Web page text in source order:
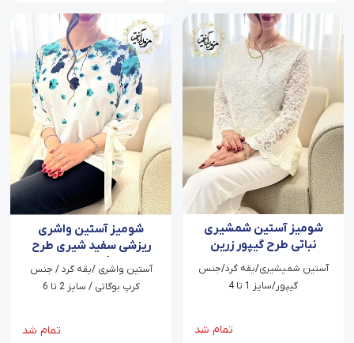
شومیز آستین شمشیری
نباتی طرح گیپور زرین
آستین شمیشیری/یقه گرد/جنس
گیپور/سایز 1 تا 4
تمام شد
شومیز آستین واشری
ریزشی سفید شیری طرح
شکوفه باران سبز
آستین واشری /یقه گرد / جنس
کرپ بوگاتی / سایز 2 تا 6
تمام شد